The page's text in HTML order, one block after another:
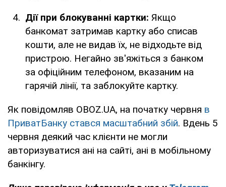
Дії при блокуванні картки: Якщо
банкомат затримав картку або списав
кошти, але не видав їх, не відходьте від
пристрою. Негайно зв'яжіться з банком
за офіційним телефоном, вказаним на
гарячій лінії, та заблокуйте картку.
Як повідомляв OBOZ.UA, на початку червня в
ПриватБанку стався масштабний збій. Вдень 5
червня деякий час клієнти не могли
авторизуватися ані на сайті, ані в мобільному
банкінгу.